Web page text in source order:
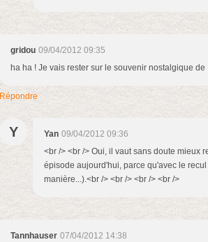
gridou 09/04/2012 09:35
ha ha ! Je vais rester sur le souvenir nostalgique de
Répondre
Y Yan 09/04/2012 09:36
<br /> <br /> Oui, il vaut sans doute mieux
épisode aujourd'hui, parce qu'avec le
manière...).<br /> <br /> <br /> <br />
Tannhauser 07/04/2012 14:38